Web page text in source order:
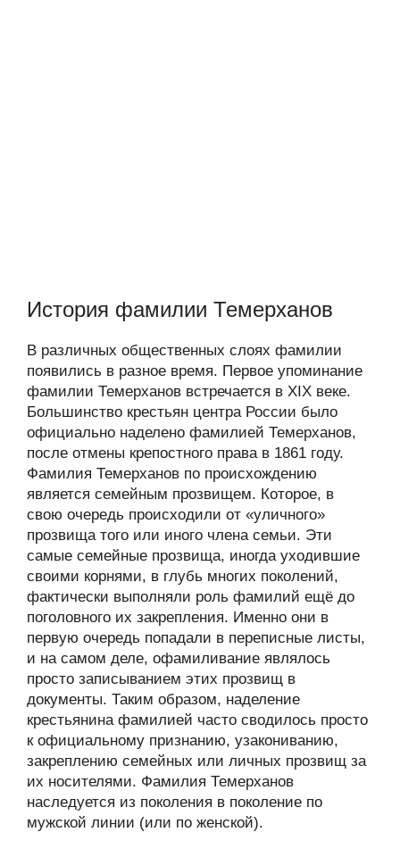
История фамилии Темерханов
В различных общественных слоях фамилии
появились в разное время. Первое упоминание
фамилии Темерханов встречается в XIX веке.
Большинство крестьян центра России было
официально наделено фамилией Темерханов,
после отмены крепостного права в 1861 году.
Фамилия Темерханов по происхождению
является семейным прозвищем. Которое, в
свою очередь происходили от «уличного»
прозвища того или иного члена семьи. Эти
самые семейные прозвища, иногда уходившие
своими корнями, в глубь многих поколений,
фактически выполняли роль фамилий ещё до
поголовного их закрепления. Именно они в
первую очередь попадали в переписные листы,
и на самом деле, офамиливание являлось
просто записыванием этих прозвищ в
документы. Таким образом, наделение
крестьянина фамилией часто сводилось просто
к официальному признанию, узакониванию,
закреплению семейных или личных прозвищ за
их носителями. Фамилия Темерханов
наследуется из поколения в поколение по
мужской линии (или по женской).